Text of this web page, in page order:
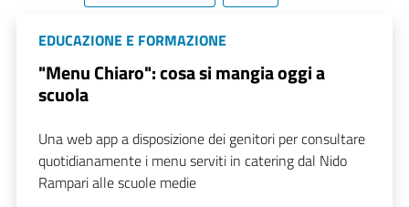
EDUCAZIONE E FORMAZIONE
"Menu Chiaro": cosa si mangia oggi a
scuola
Una web app a disposizione dei genitori per consultare
quotidianamente i menu serviti in catering dal Nido
Rampari alle scuole medie